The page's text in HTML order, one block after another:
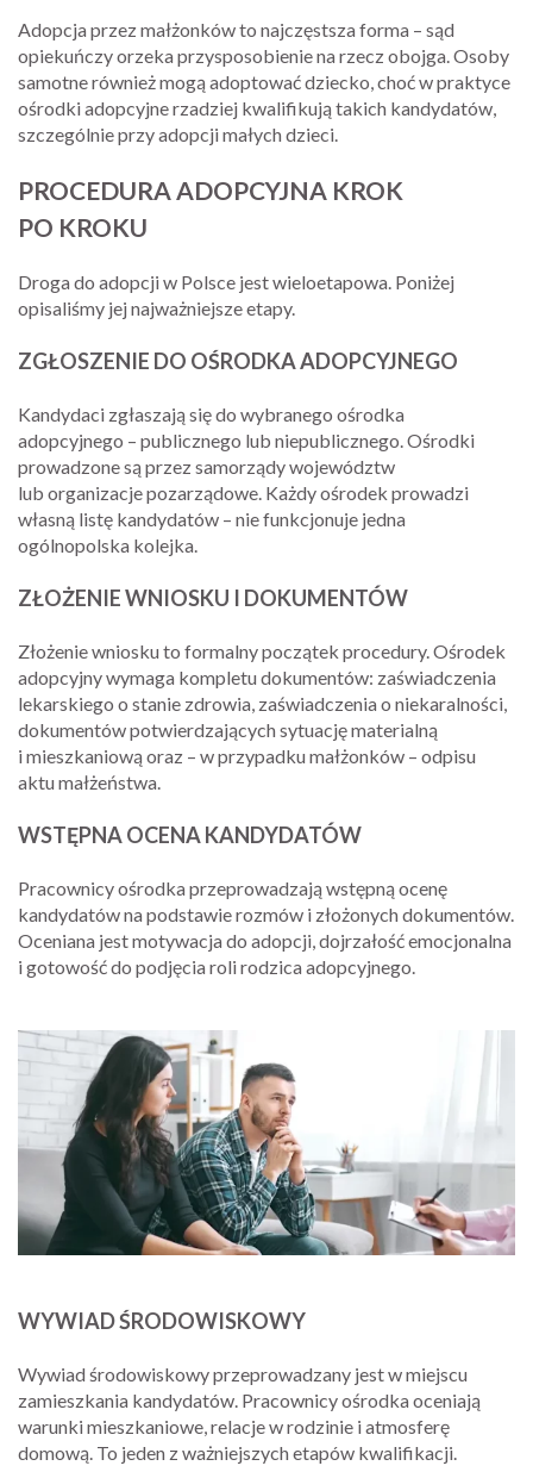
Adopcja przez małżonków to najczęstsza forma – sąd
opiekuńczy orzeka przysposobienie na rzecz obojga. Osoby
samotne również mogą adoptować dziecko, choć w praktyce
ośrodki adopcyjne rzadziej kwalifikują takich kandydatów,
szczególnie przy adopcji małych dzieci.
PROCEDURA ADOPCYJNA KROK
PO KROKU
Droga do adopcji w Polsce jest wieloetapowa. Poniżej
opisaliśmy jej najważniejsze etapy.
ZGŁOSZENIE DO OŚRODKA ADOPCYJNEGO
Kandydaci zgłaszają się do wybranego ośrodka
adopcyjnego – publicznego lub niepublicznego. Ośrodki
prowadzone są przez samorządy województw
lub organizacje pozarządowe. Każdy ośrodek prowadzi
własną listę kandydatów – nie funkcjonuje jedna
ogólnopolska kolejka.
ZŁOŻENIE WNIOSKU I DOKUMENTÓW
Złożenie wniosku to formalny początek procedury. Ośrodek
adopcyjny wymaga kompletu dokumentów: zaświadczenia
lekarskiego o stanie zdrowia, zaświadczenia o niekaralności,
dokumentów potwierdzających sytuację materialną
i mieszkaniową oraz – w przypadku małżonków – odpisu
aktu małżeństwa.
WSTĘPNA OCENA KANDYDATÓW
Pracownicy ośrodka przeprowadzają wstępną ocenę
kandydatów na podstawie rozmów i złożonych dokumentów.
Oceniana jest motywacja do adopcji, dojrzałość emocjonalna
i gotowość do podjęcia roli rodzica adopcyjnego.
WYWIAD ŚRODOWISKOWY
Wywiad środowiskowy przeprowadzany jest w miejscu
zamieszkania kandydatów. Pracownicy ośrodka oceniają
warunki mieszkaniowe, relacje w rodzinie i atmosferę
domową. To jeden z ważniejszych etapów kwalifikacji.